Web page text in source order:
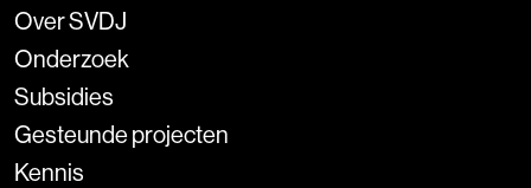
Over SVDJ
Onderzoek
Subsidies
Gesteunde projecten
Kennis